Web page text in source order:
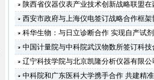
陕西省仪器仪表产业技术创新战略联盟在
西安市政府与上海仪电签订战略合作框架
科华生物：与日立诊断合作 实现自产试
中国计量院与中科院武汉物数所签订科技
辽宁科技学院与北京凯隆分析仪器有限
中科院和广东医科大学携手合作 共建精